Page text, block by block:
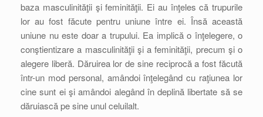
baza masculinităţii şi feminităţii. Ei au înţeles că trupurile
lor au fost făcute pentru uniune între ei. Însă această
uniune nu este doar a trupului. Ea implică o înţelegere, o
conştientizare a masculinităţii şi a feminităţii, precum şi o
alegere liberă. Dăruirea lor de sine reciprocă a fost făcută
într-un mod personal, amândoi înţelegând cu raţiunea lor
cine sunt ei şi amândoi alegând în deplină libertate să se
dăruiască pe sine unul celuilalt.